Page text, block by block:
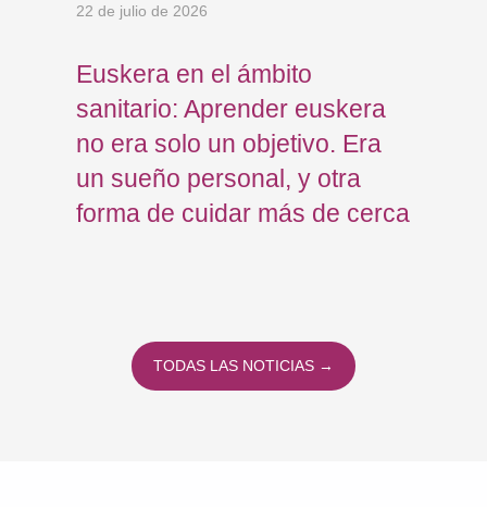
22 de julio de 2026
Euskera en el ámbito
sanitario: Aprender euskera
no era solo un objetivo. Era
un sueño personal, y otra
forma de cuidar más de cerca
TODAS LAS NOTICIAS →